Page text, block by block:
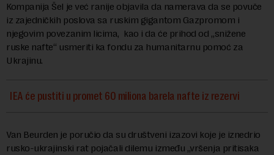
Kompanija Šel je već ranije objavila da namerava da se povuče
iz zajedničkih poslova sa ruskim gigantom Gazpromom i
njegovim povezanim licima, kao i da će prihod od „snižene
ruske nafte“ usmeriti ka fondu za humanitarnu pomoć za
Ukrajinu.
IEA će pustiti u promet 60 miliona barela nafte iz rezervi
Van Beurden je poručio da su društveni izazovi koje je iznedrio
rusko-ukrajinski rat pojačali dilemu između „vršenja pritisaka